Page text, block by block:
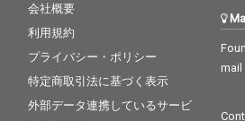
会社概要
利用規約
プライバシー・ポリシー
特定商取引法に基づく表示
外部データ連携しているサービ
mail